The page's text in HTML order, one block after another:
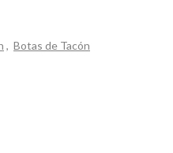
, Botas de Tacón